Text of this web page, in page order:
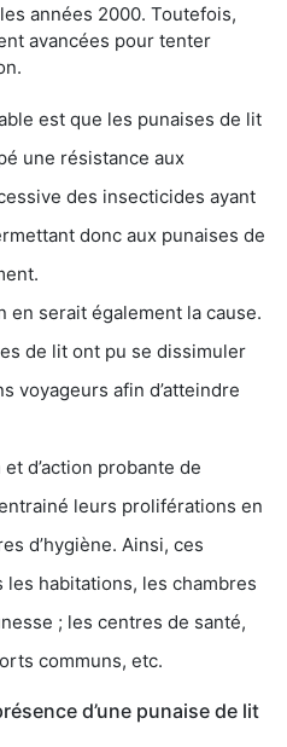
années 2000. Toutefois,
avancées pour tenter
est que les punaises de lit
une résistance aux
des insecticides ayant
donc aux punaises de
en serait également la cause.
de lit ont pu se dissimuler
voyageurs afin d’atteindre
d’action probante de
leurs proliférations en
d’hygiène. Ainsi, ces
habitations, les chambres
; les centres de santé,
communs, etc.
d’une punaise de lit